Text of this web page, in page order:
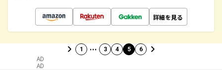
詳細を見る
1 … 3 4 5 6
AD
AD